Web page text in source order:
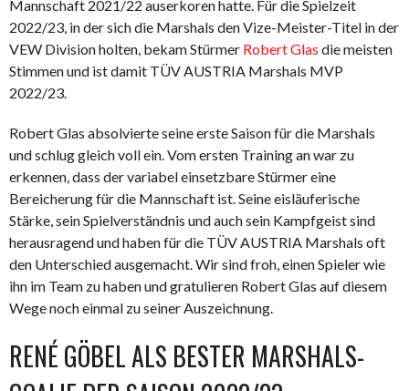
Mannschaft 2021/22 auserkoren hatte. Für die Spielzeit
2022/23, in der sich die Marshals den Vize-Meister-Titel in der
VEW Division holten, bekam Stürmer Robert Glas die meisten
Stimmen und ist damit TÜV AUSTRIA Marshals MVP
2022/23.
Robert Glas absolvierte seine erste Saison für die Marshals
und schlug gleich voll ein. Vom ersten Training an war zu
erkennen, dass der variabel einsetzbare Stürmer eine
Bereicherung für die Mannschaft ist. Seine eisläuferische
Stärke, sein Spielverständnis und auch sein Kampfgeist sind
herausragend und haben für die TÜV AUSTRIA Marshals oft
den Unterschied ausgemacht. Wir sind froh, einen Spieler wie
ihn im Team zu haben und gratulieren Robert Glas auf diesem
Wege noch einmal zu seiner Auszeichnung.
RENÉ GÖBEL ALS BESTER MARSHALS-